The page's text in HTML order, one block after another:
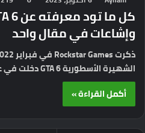
وإشاعات في مقال واحد
الشهيرة الأسطورية GTA 6 دخلت في عملية التطوير النشط، وتشير…
أكمل القراءة »